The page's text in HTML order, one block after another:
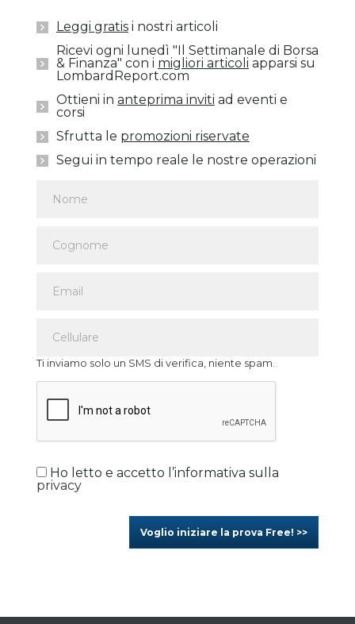
Leggi gratis i nostri articoli
Ricevi ogni lunedì "Il Settimanale di Borsa
& Finanza" con i migliori articoli apparsi su
LombardReport.com
Ottieni in anteprima inviti ad eventi e
corsi
Sfrutta le promozioni riservate
Segui in tempo reale le nostre operazioni
Ti inviamo solo un SMS di verifica, niente spam.
Ho letto e accetto l’informativa sulla
privacy
Voglio iniziare la prova Free! >>